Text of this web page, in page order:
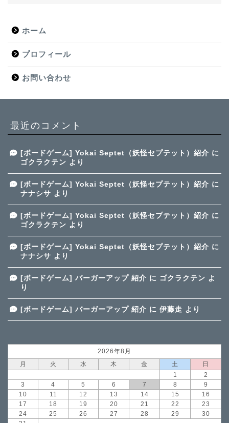
ホーム
プロフィール
お問い合わせ
最近のコメント
[ボードゲーム] Yokai Septet（妖怪セプテット）紹介 に
ゴクラクテン より
[ボードゲーム] Yokai Septet（妖怪セプテット）紹介 に
ナナシサ より
[ボードゲーム] Yokai Septet（妖怪セプテット）紹介 に
ゴクラクテン より
[ボードゲーム] Yokai Septet（妖怪セプテット）紹介 に
ナナシサ より
[ボードゲーム] バーガーアップ 紹介 に ゴクラクテン よ
り
[ボードゲーム] バーガーアップ 紹介 に 伊藤走 より
2026年8月
月
火 水 木 金 土
日
1
2
3
4 5 6 7 8
9
10
11 12 13 14 15
16
17
18 19 20 21 22
23
24
25 26 27 28 29
30